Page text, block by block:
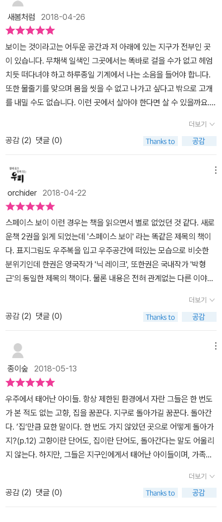
이 향하는 모든 곳, 모든 사람, 모든 사랑, 모든 풍경이 너무나 아름다
워서. 예쁘고 예뻐서 가슴이 뛴다. 소설을 읽고 나니 내가 앉고 서고
눕는 자리가 더는 평범하게 느껴지지 않는다. 내 주위 모든 당연한 일
상이 나열된 것 뿐인데 소설이란 창을 통해 바라보고 나니 들이쉬는
숨까지도 특별하다. 상상이 현실이 되는 세상이 항상 행복한 것은 아
니라는 깨달음과 함께.경이로운 성장소설이자 경이로운 SF 소설. 스
페이스 보이 레오가 진짜 끝내주는 녀석이니 꼭 한번 읽어보시기를
추천한다. 강력!
신에게 일어난 일련의 의문스러운 일들에 대해 생각하고 의혹에 휩싸
이는데....작품을 읽으며 두편의 명품 SF영화가 생각났다. [그래비
티]와 [인터스텔라]인데 이 작품은 이 두 영화가 적절히 믹스된바탕
에 우주에서 태어난 스페이스 보이라는 소재를 덧입혀 한 소녀의 우
주와 지구를 오가는 모험을 통해 진정한 스페이스걸로 성장하게 되는
감동적인 성장소설을 그려낸다. 우주로 귀환 전 레오가 EVA(우주 선
외 활동)를 통해 우주 정거장의 문제를 직접 해결하는 장면은 [그래비
타고 지구에 도착하는 장면은 '산드라 블록'이 마침내 지구로 귀환하
여 땅을 밟고 감격에 젖는 감동을 그대로 느끼게 한다. 또한 작품속 환
경오염과 인구의 급증으로 지구의 물이 부족하여 식량난에 허덕이는
배경은 [인터스텔라]의 디스토피아적 배경과 같았고, 지구를 떠나 인
류가 정착할 새로운 행성을 찾기 위해 각종 비밀 프로젝트를 벌이는
것 역시 영화와 흡사했다.어찌됐던...이런 우주와 지구의 경이로운 경
험을 겪으며 평화로운 지구 적응기를 갖던 스페이스 걸이 자신과 관
련된 의혹에 의문을 품는 순간 이야기는 180도 급변하며 스릴러로
돌변한다. 사실...충격적인 스페이스 휴먼들의 비밀은 어느정도 예상
했던 바였는데, 그도 그럴게 다른 SF작품에서 불과 몇년간의 우주비
행 때문에 지구 중력에 평생 적응하지 못하고 휠체어 신세를 지는 이
야기를 그린 작품이 기억나는데, 아예 우주에서 태어난 스페이스 휴
없고, 다시 우주로도 갈 수 없는 16살 레오의 필생의 결단...그리고 목
희망을 가득 담은 이야기로 흘러가는데 현실/비현실 상관 없이 레오
이고 과학적인 설정에 감동을 주는 드라마적 요소와 음모론 가득한
스릴러적 요소까지 전반적으로 만족스러운 작품이었던것 같다. 덧1 -
한국판 [스페이스 보이]와 영국판 [스페이스 보이]의 공통점은 두 작
품다 소유스가 나온다는것 정도...-_- 덧2 - 제목은 보이인데 레오가
하는짓은 영락없이 소녀라서 처음엔 엄청 헷갈렸다..-_-;;호모섹슈얼
인줄 알았다는....
있을까?그게 남은 인류의 희망이라면???!!!많은 사람들이 동물실험
과 인체실험에 반대한다.물론 나도 찬성하는 쪽은 아니다.하지만... 반
대하지도 않는다.만약 그것만이 우리 인류가 살아남는 마지막 수단이
라면???그렇담 무조건적 반대를 할 수 있을까?인류의 마지막 희망
이였던 레오와 리브라, 그리고 오리온.물론 결과적으로 이 셋은 버림
받았고, 아무것도 아닌 존재가 되어버렸지만, 그 아이들이 그렇게 살
아갈 수밖에 없었던건 어쩌면 전 인류를 위한 마지막 희망이 아니였
을까 한다.물론!!!이 책에서 저자는 인류보다는 레오의 관점과 감정에
더욱 충실히 표현했지만 말이다.미래인에서 나온 청소년 소설이지만,
분량도 많고 내용도 좀 무게감이 있어 아이들보다는 어른들이 읽어야
새봄처럼 2018-04-26
보이는 것이라고는 어두운 공간과 저 아래에 있는 지구가 전부인 곳
이 있습니다. 무채색 일색인 그곳에서는 똑바로 걸을 수가 없고 헤엄
치듯 떠다녀야 하고 하루종일 기계에서 나는 소음을 들어야 합니다.
또한 물줄기를 맞으며 몸을 씻을 수 없고 나가고 싶다고 밖으로 고개
를 내밀 수도 없습니다. 이런 곳에서 살아야 한다면 살 수 있을까요.
6년 동안 우주에 살았던 소년의 이야기를 담고 있습니다. 고향에 대
한 개념을 다시 생각하게 하고 늘 보는 풍경을 새로운 시각으로 바라
보게 하는 이야기이지요. 별다를 것 없는, 어쩌면 보잘 것 없다고 느끼
는 이 생활이 누군가에게는 평생 소망하며 살아온 것일 수도 있다는
생각을 하니 마음이 아려옵니다. 그렇다고 레오가 살아왔던 그 공간
이 지구보다 나쁘다는 이야기를 하고 있지는 않습니다. 지구와 우주
의 개념을 벗어나 자신이 살아온 곳, 자신을 이루게 한 모든 것, 자신
의 존재 의미를 찾아가는 우리 모두에 대해 말하고 있다는 게 제 생각
입니다.이 책을 쓴 작가는 꼭 우주에서 태어난 사람 같습니다. 지구의
모든 것들에 찬탄하는 레오를 보면 그런 생각이 절로 듭니다. 한 번도
보지 못한 지구의 풍경을 봤을 때 이렇게 반응하지 않을까 싶은 행동
을 하거든요. 작가가 우주비행사 출신도, 우주에 관계된 일도 하지 않
았다는 게 정말 놀랍습니다. 우주와 지구를 묘사하는 부분은 가히 장
관입니다. 이렇게 섬세한 묘사를 참으로 아름답게 하는구나 싶어 마
는 이야기는 담담한 어조에도 불구하고 마음을 들었다 놨다 합니다.
우주 한복판에 서면 무슨 생각이 들까요. 끝없는 공간과 어둠에 짓눌
려 숨막히지 않을까요. 상상만 해도 숨이 멈출 것 같던 그 장면을 이제
는 새롭게 상상해봅니다. 지구를 내려다보며 그 아름다움을 만끽하는
레오처럼 어둠 속에서 점점이 빛나는 별들을 바라보며 우주 유영을
할 수 있다면! 두려움보다는 경이로움을 느끼며 신비하고도 신비한
우주로 나가고 싶어집니다. 숨막히는 아름다움을 기대하면서.
더보기
공감 (2) 댓글 (0)
orchider2018-04-22
스페이스 보이 이런 경우는 책을 읽으면서 별로 없었던 것 같다. 새로
운책 2권을 읽게 되었는데 '스페이스 보이' 라는 똑같은 제목의 책이
다. 표지그림도 우주복을 입고 우주공간에 떠있는 모습으로 비슷한
분위기인데 한권은 영국작가 '닉 레이크', 또한권은 국내작가 '박형
근'의 동일한 제목의 책이다. 물론 내용은 전혀 관계없는 다른 이야기
이책은 가까운 미래의 우주공간 우주선 문2에서 태어나서 그곳에서
만 살았던 쌍둥이 리브라와 오리온, 그리고 주인공 레오. 세명의 우주
인은 16세가 되면서 지구로 돌아온다. 사실 돌아온다는 표현이 어울
리지는 않다. 우주에서 태어나 지구에는 처음가는것이라 '돌아온다'는
우주선의 무중력 속에서 살아온 3명의 아이가 지구로 돌아와서 살아
가는 이야기를 그리고 있는데, 지구에 귀환하여 (귀환의 표현도 엄밀
히 맞지않는다) 적응해가는 이야기다. 그런데 우주선 안에서 태어나
서 우주선에서만 살아왔기때문에, 우주선에서 활동하는데는 천재적
인 능력을 보이지만 지구에 돌아오면서부터 전혀 생각하지도 못했던
문제가 발생한다. 바로 '중력'의 힘에 의한 생활의 어려움이다. 무중력
상태에 태어나서 생활하여 중력과 관련된 신체의 기능이 전혀 발달하
지 못했던것. 우리가 지구에서 생활하면서 아무런 문제가 되지않고
생각하지도 못했던 중력의 작용때문에 세아이는 지구에서의 생활이
더보기
공감 (2) 댓글 (0)
종이숲 2018-05-13
우주에서 태어난 아이들. 항상 제한된 환경에서 자란 그들은 한 번도
가 본 적도 없는 고향, 집을 꿈꾼다. 지구로 돌아가길 꿈꾼다. 돌아간
다. ’집‘만큼 묘한 말이다. 한 번도 가지 않았던 곳으로 어떻게 돌아가
지?(p.12) 고향이란 단어도, 집이란 단어도, 돌아간다는 말도 어울리
지 않는다. 하지만, 그들은 지구인에게서 태어난 아이들이며, 가족들
열여섯 번째 생일이 지난 후 지구로 갈 예정이었다. 하지만, 엄청난 사
건이 터지고, 목숨까지 잃는 사고가 생기고나서 생일보다 조금 일찍
우주의 아이들 레오, 리브라, 오리온은 지구로 귀환하게 된다. 지구의
더보기
공감 (2) 댓글 (0)